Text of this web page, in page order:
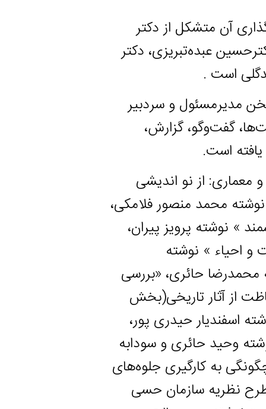
متشکل از دکتر
عبده‌تبریزی، دکتر
.
و سردبیر
گزارش،
است.
از نو اندیشی
محمد منصور فلامکی،
پرویز پیران،
» نوشته
حائری، «بررسی
آثار تاریخی(بخش
حیدری پور،
حائری و سودابه
به کارگیری جلوه‌های
سازمان حسی